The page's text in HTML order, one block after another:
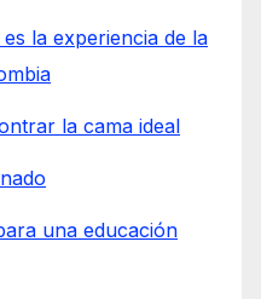
la experiencia de la
la cama ideal
una educación